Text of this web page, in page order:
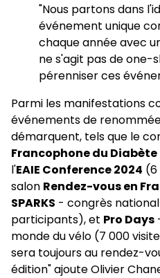
"Nous partons dans
événement unique
chaque année avec
ne s'agit pas de one-
pérenniser ces
Parmi les manifestations
événements de
démarquent, tels que le
Francophone du Diabète
l'EAIE Conference 2024
salon Rendez-vous en
SPARKS - congrès
participants), et Pro Days
monde du vélo (7 000
sera toujours au rendez-
édition" ajoute Olivier